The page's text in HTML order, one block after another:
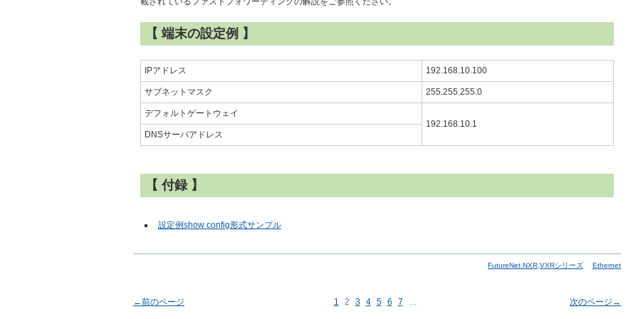
【 端末の設定例 】
IPアドレス 192.168.10.100
サブネットマスク 255.255.255.0
デフォルトゲートウェイ
192.168.10.1
DNSサーバアドレス
【 付録 】
設定例show config形式サンプル
FutureNet NXR,VXRシリーズ Ethernet
←前のページ 1 2 3 4 5 6 7 … 次のページ→